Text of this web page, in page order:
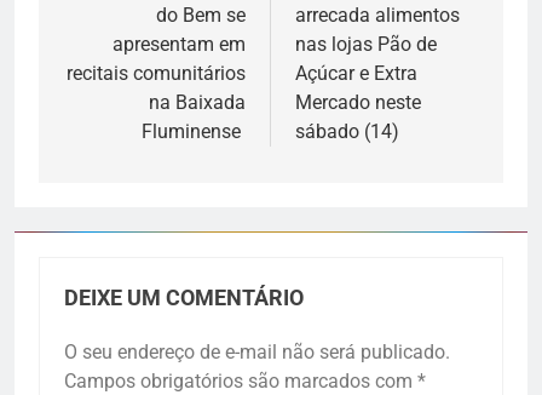
do Bem se
apresentam em
recitais comunitários
na Baixada
Fluminense
arrecada alimentos
nas lojas Pão de
Açúcar e Extra
Mercado neste
sábado (14)
DEIXE UM COMENTÁRIO
O seu endereço de e-mail não será publicado.
Campos obrigatórios são marcados com *